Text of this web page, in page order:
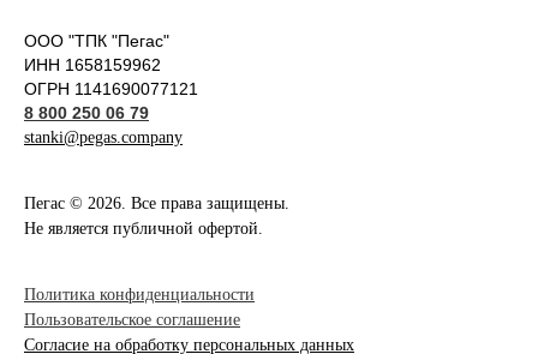
ООО "ТПК "Пегас"
ИНН 1658159962
ОГРН 1141690077121
8 800 250 06 79
stanki@pegas.company
Пегас © 2026. Все права защищены.
Не является публичной офертой.
Политика конфиденциальности
Пользовательское соглашение
Согласие на обработку персональных данных